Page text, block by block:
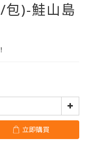
)-鮭山島
立即購買